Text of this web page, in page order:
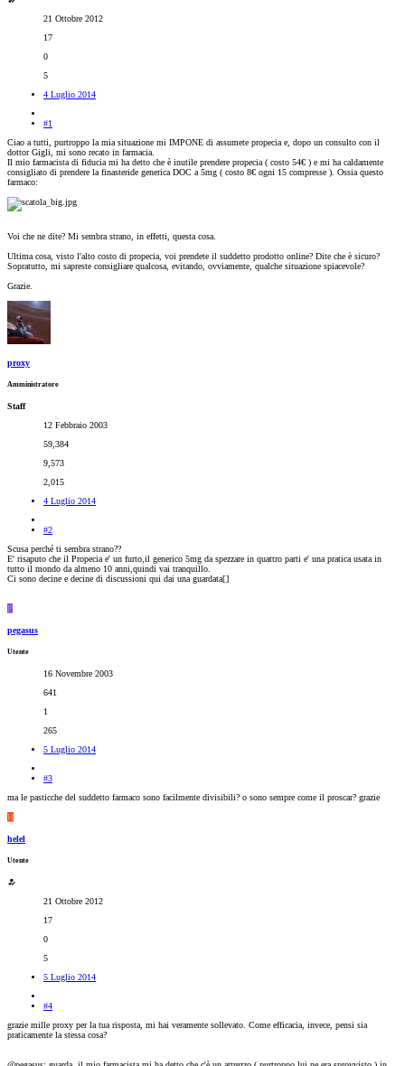
21 Ottobre 2012
17
0
5
4 Luglio 2014
#1
Ciao a tutti, purtroppo la mia situazione mi IMPONE di assumete propecia e, dopo un consulto con il
dottor Gigli, mi sono recato in farmacia.
Il mio farmacista di fiducia mi ha detto che è inutile prendere propecia ( costo 54€ ) e mi ha caldamente
consigliato di prendere la finasteride generica DOC a 5mg ( costo 8€ ogni 15 compresse ). Ossia questo
farmaco:
Voi che ne dite? Mi sembra strano, in effetti, questa cosa.
Ultima cosa, visto l'alto costo di propecia, voi prendete il suddetto prodotto online? Dite che è sicuro?
Sopratutto, mi sapreste consigliare qualcosa, evitando, ovviamente, qualche situazione spiacevole?
Grazie.
proxy
Amministratore
Staff
12 Febbraio 2003
59,384
9,573
2,015
4 Luglio 2014
#2
Scusa perché ti sembra strano??
E' risaputo che il Propecia e' un furto,il generico 5mg da spezzare in quattro parti e' una pratica usata in
tutto il mondo da almeno 10 anni,quindi vai tranquillo.
Ci sono decine e decine di discussioni qui dai una guardata[]
P
pegasus
Utente
16 Novembre 2003
641
1
265
5 Luglio 2014
#3
ma le pasticche del suddetto farmaco sono facilmente divisibili? o sono sempre come il proscar? grazie
H
helel
Utente
21 Ottobre 2012
17
0
5
5 Luglio 2014
#4
grazie mille proxy per la tua risposta, mi hai veramente sollevato. Come efficacia, invece, pensi sia
praticamente la stessa cosa?